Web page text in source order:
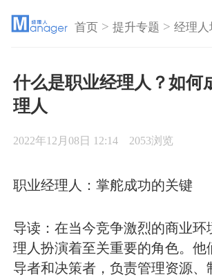
首页 >提升专题 >经理人
什么是职业经理人？如何
理人
2022年12月08日 12:14 2053浏览
职业经理人：掌舵成功的关键
导读：在当今竞争激烈的商业环
理人扮演着至关重要的角色。他
导者和决策者，负责管理资源、